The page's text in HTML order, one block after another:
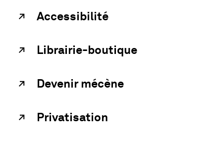
Accessibilité
Librairie-boutique
Devenir mécène
Privatisation